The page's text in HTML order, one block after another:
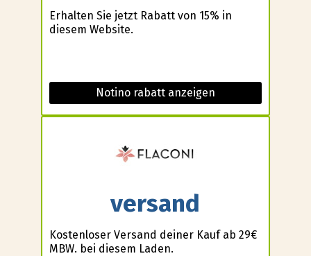
Erhalten Sie jetzt Rabatt von 15% in
diesem Website.
Notino rabatt anzeigen
versand
Kostenloser Versand deiner Kauf ab 29€
MBW. bei diesem Laden.